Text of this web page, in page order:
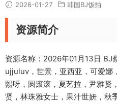
2026-01-27 韩国BJ饭拍
资源简介
资源名称：2026年01月13日 BJ
ujjuluv，世景，亚西亚，可爱娜
熙呀，圆滚滚，夏艺拉，尹雅贤
贤，林珠雅女士，果汁世妍，秋